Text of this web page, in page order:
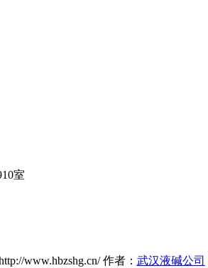
室
www.hbzshg.cn/ 作者： 武汉液碱公司